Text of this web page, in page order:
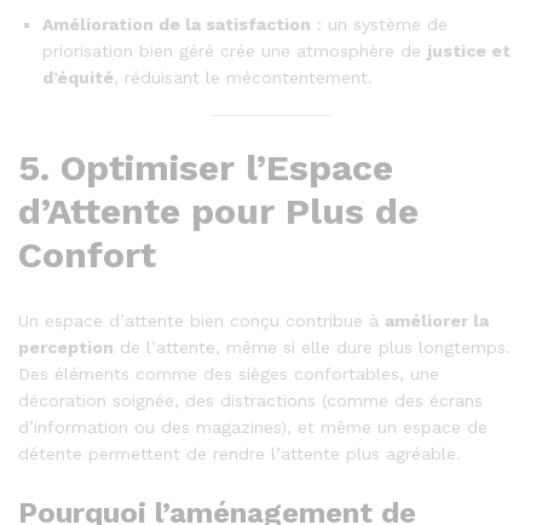
Amélioration de la satisfaction : un système de
priorisation bien géré crée une atmosphère de justice et
d’équité, réduisant le mécontentement.
5. Optimiser l’Espace
d’Attente pour Plus de
Confort
Un espace d’attente bien conçu contribue à améliorer la
perception de l’attente, même si elle dure plus longtemps.
Des éléments comme des sièges confortables, une
décoration soignée, des distractions (comme des écrans
d’information ou des magazines), et même un espace de
détente permettent de rendre l’attente plus agréable.
Pourquoi l’aménagement de